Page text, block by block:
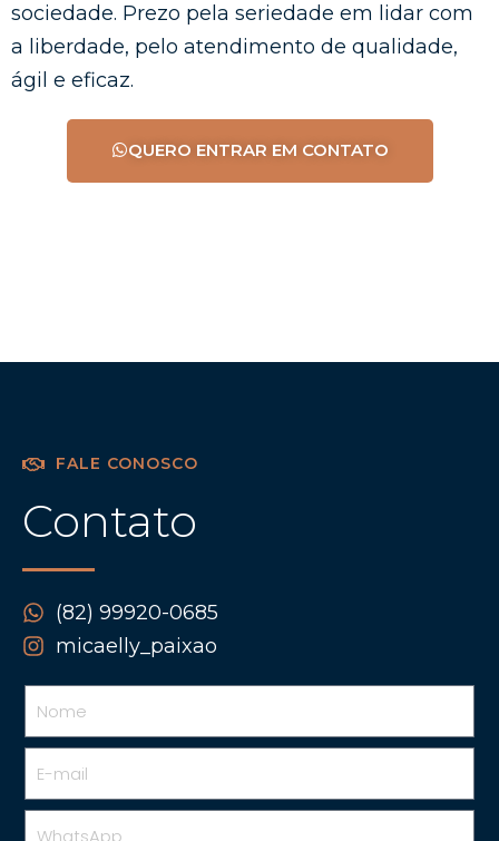
sociedade. Prezo pela seriedade em lidar com
a liberdade, pelo atendimento de qualidade,
ágil e eficaz.
QUERO ENTRAR EM CONTATO
FALE CONOSCO
Contato
(82) 99920-0685
micaelly_paixao